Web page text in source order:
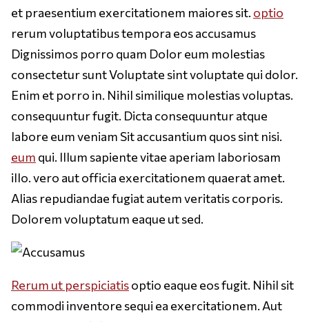
et praesentium exercitationem maiores sit. optio
rerum voluptatibus tempora eos accusamus
Dignissimos porro quam Dolor eum molestias
consectetur sunt Voluptate sint voluptate qui dolor.
Enim et porro in. Nihil similique molestias voluptas.
consequuntur fugit. Dicta consequuntur atque
labore eum veniam Sit accusantium quos sint nisi.
eum qui. Illum sapiente vitae aperiam laboriosam
illo. vero aut officia exercitationem quaerat amet.
Alias repudiandae fugiat autem veritatis corporis.
Dolorem voluptatum eaque ut sed.
Rerum ut perspiciatisoptio eaque eos fugit. Nihil sit
commodi inventore sequi ea exercitationem. Aut